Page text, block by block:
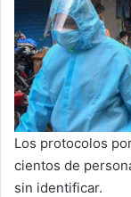
Los protocolos
cientos de
sin identificar.